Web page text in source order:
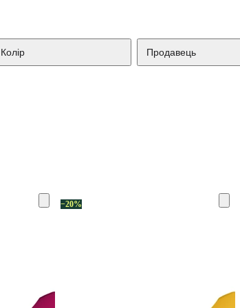
Колір Продавець
−20%